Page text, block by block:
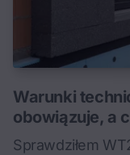
Warunki
obowiązuje, a
Sprawdziłem